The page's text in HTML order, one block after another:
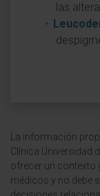
las
La información
Clínica Universidad
ofrecer un contexto
médicos y no debe